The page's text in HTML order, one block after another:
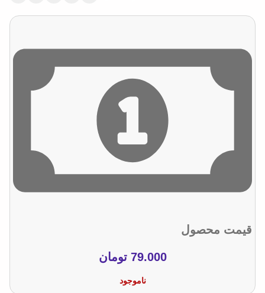
قیمت محصول
79.000 تومان
ناموجود